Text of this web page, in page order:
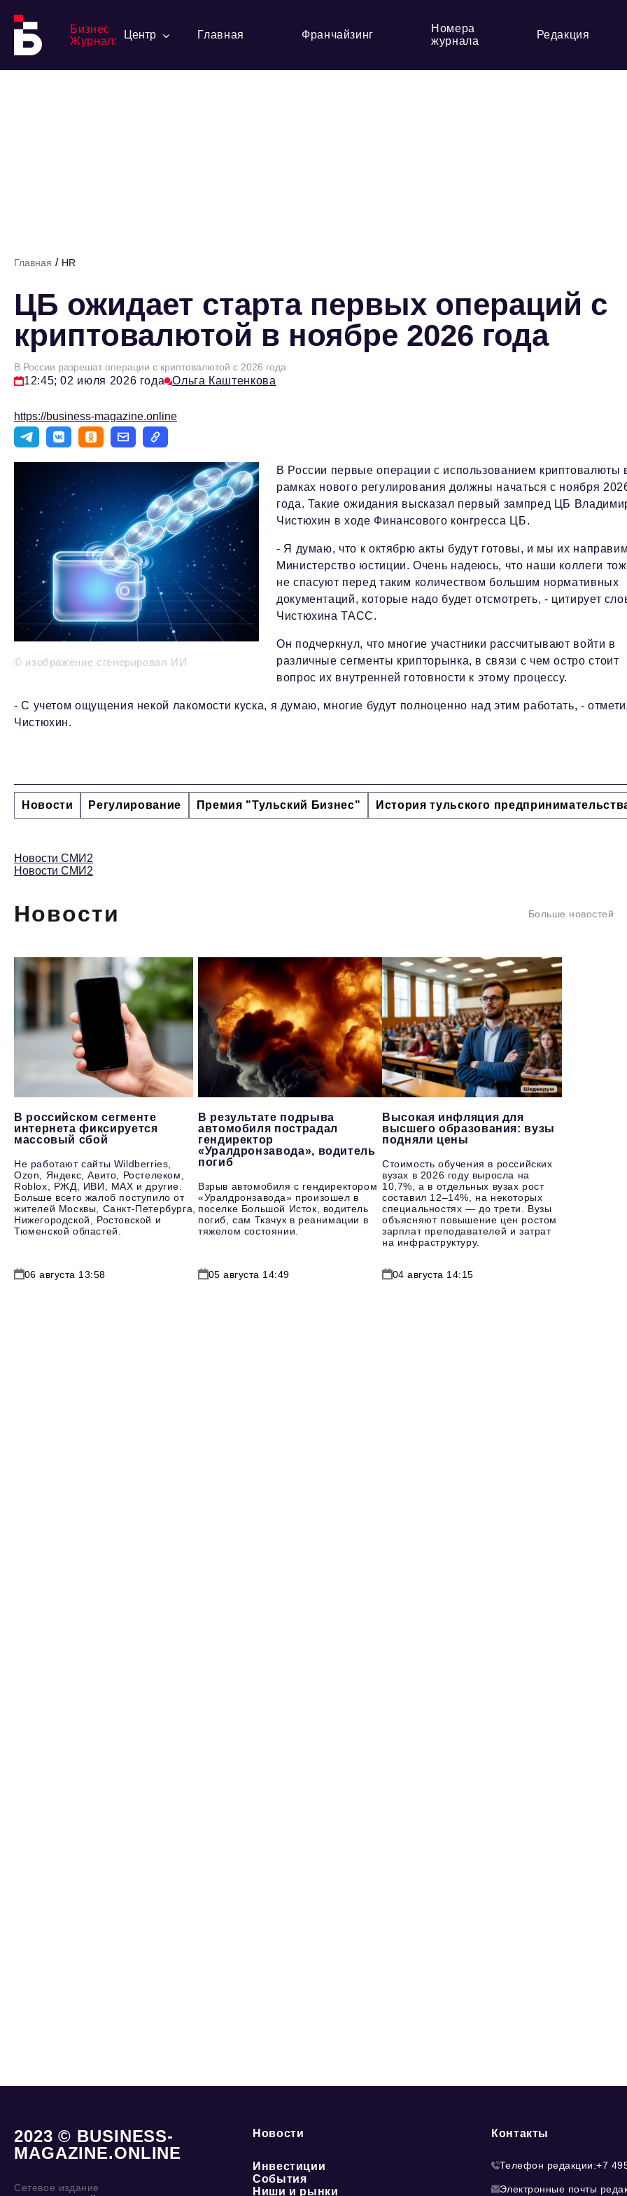
Бизнес
Журнал:
Центр Главная Франчайзинг
Номера
журнала
Редакция
Главная / HR
ЦБ ожидает старта первых операций с
криптовалютой в ноябре 2026 года
В России разрешат операции с криптовалютой с 2026 года
12:45; 02 июля 2026 года Ольга Каштенкова
https://business-magazine.online
© изображение сгенерировал ИИ
В России первые операции с использованием криптовалюты
рамках нового регулирования должны начаться с ноября
года. Такие ожидания высказал первый зампред ЦБ
Чистюхин в ходе Финансового конгресса ЦБ.
- Я думаю, что к октябрю акты будут готовы, и мы их
Министерство юстиции. Очень надеюсь, что наши коллеги
не спасуют перед таким количеством большим нормативных
документаций, которые надо будет отсмотреть, - цитирует
Чистюхина ТАСС.
Он подчеркнул, что многие участники рассчитывают войти в
различные сегменты крипторынка, в связи с чем остро стоит
вопрос их внутренней готовности к этому процессу.
- С учетом ощущения некой лакомости куска, я думаю, многие будут полноценно над этим работать, -
Чистюхин.
Новости Регулирование Премия "Тульский Бизнес" История тульского
Новости СМИ2
Новости СМИ2
Новости Больше новостей
В российском сегменте
интернета фиксируется
массовый сбой
Не работают сайты Wildberries,
Ozon, Яндекс, Авито, Ростелеком,
Roblox, РЖД, ИВИ, MAX и другие.
Больше всего жалоб поступило от
жителей Москвы, Санкт-Петербурга,
Нижегородской, Ростовской и
Тюменской областей.
06 августа 13:58
В результате подрыва
автомобиля пострадал
гендиректор
«Уралдронзавода», водитель
погиб
Взрыв автомобиля с гендиректором
«Уралдронзавода» произошел в
поселке Большой Исток, водитель
погиб, сам Ткачук в реанимации в
тяжелом состоянии.
05 августа 14:49
Высокая инфляция для
высшего образования: вузы
подняли цены
Стоимость обучения в российских
вузах в 2026 году выросла на
10,7%, а в отдельных вузах рост
составил 12–14%, на некоторых
специальностях — до трети. Вузы
объясняют повышение цен ростом
зарплат преподавателей и затрат
на инфраструктуру.
04 августа 14:15
2023 © BUSINESS-
MAGAZINE.ONLINE
Сетевое издание
Новости
Инвестиции
События
Ниши и рынки
Контакты
Телефон редакции:+7
Электронные почты